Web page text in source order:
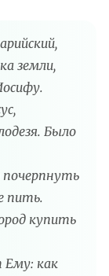
земли,
Было
пить.
купить
Ему: как